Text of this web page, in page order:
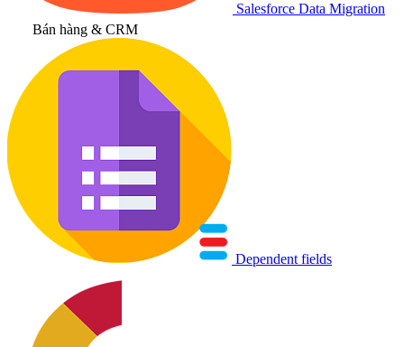
Salesforce Data Migration
Bán hàng & CRM
Dependent fields